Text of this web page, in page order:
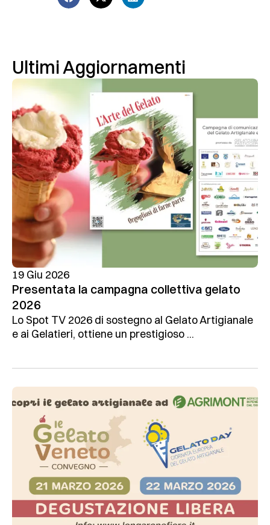
Ultimi Aggiornamenti
19 Giu 2026
Presentata la campagna collettiva gelato
2026
Lo Spot TV 2026 di sostegno al Gelato Artigianale
e ai Gelatieri, ottiene un prestigioso ...